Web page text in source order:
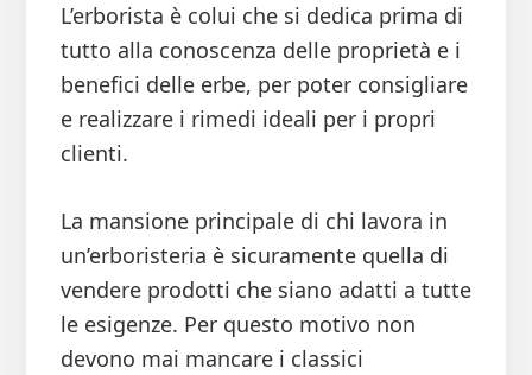
L’erborista è colui che si dedica prima di
tutto alla conoscenza delle proprietà e i
benefici delle erbe, per poter consigliare
e realizzare i rimedi ideali per i propri
clienti.
La mansione principale di chi lavora in
un’erboristeria è sicuramente quella di
vendere prodotti che siano adatti a tutte
le esigenze. Per questo motivo non
devono mai mancare i classici